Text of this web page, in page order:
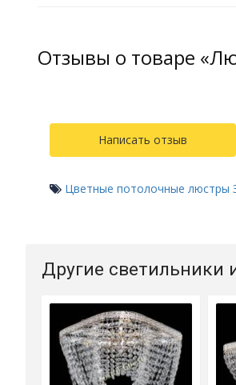
Отзывы о товаре
Написать отзыв
Цветные потолочные люстры
Другие светильники